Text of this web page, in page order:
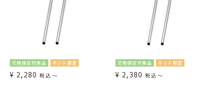
交換保証対象品 ネット限定
¥ 2,280 税込 〜
交換保証対象品 ネット限定
¥ 2,380 税込 〜